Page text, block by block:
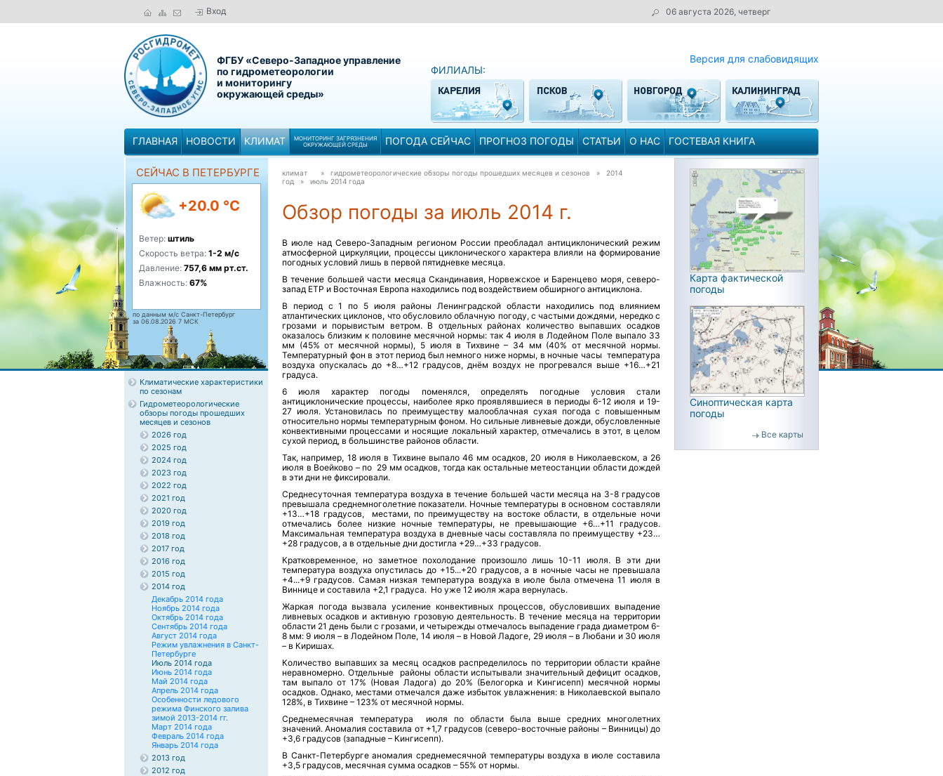
Вход 06 августа 2026, четверг
ФГБУ «Северо-Западное управление
по гидрометеорологии
и мониторингу
окружающей среды»
Версия для слабовидящих
ФИЛИАЛЫ:
ГЛАВНАЯ НОВОСТИ КЛИМАТ
МОНИТОРИНГ ЗАГРЯЗНЕНИЯ
ОКРУЖАЮЩЕЙ СРЕДЫ
ПОГОДА СЕЙЧАС ПРОГНОЗ ПОГОДЫ СТАТЬИ О НАС ГОСТЕВАЯ КНИГА
СЕЙЧАС В ПЕТЕРБУРГЕ
+20.0 °C
Ветер: штиль
Скорость ветра: 1-2 м/с
Давление: 757,6 мм рт.ст.
Влажность: 67%
по данным м/с Санкт-Петербург
за 06.08.2026 7 МСК
Климатические характеристики
по сезонам
Гидрометеорологические
обзоры погоды прошедших
месяцев и сезонов
2026 год
2025 год
2024 год
2023 год
2022 год
2021 год
2020 год
2019 год
2018 год
2017 год
2016 год
2015 год
2014 год
Декабрь 2014 года
Ноябрь 2014 года
Октябрь 2014 года
Сентябрь 2014 года
Август 2014 года
Режим увлажнения в Санкт-
Петербурге
Июль 2014 года
Июнь 2014 года
Май 2014 года
Апрель 2014 года
Особенности ледового
режима Финского залива
зимой 2013-2014 гг.
Март 2014 года
Февраль 2014 года
Январь 2014 года
2013 год
2012 год
климат
» гидрометеорологические обзоры погоды прошедших месяцев и сезонов » 2014
год » июль 2014 года
Обзор погоды за июль 2014 г.
В июле над Северо-Западным регионом России преобладал антициклонический режим
атмосферной циркуляции, процессы циклонического характера влияли на формирование
погодных условий лишь в первой пятидневке месяца.
В течение большей части месяца Скандинавия, Норвежское и Баренцево моря, северо-
запад ЕТР и Восточная Европа находились под воздействием обширного антициклона.
В период с 1 по 5 июля районы Ленинградской области находились под влиянием
атлантических циклонов, что обусловило облачную погоду, с частыми дождями, нередко с
грозами и порывистым ветром. В отдельных районах количество выпавших осадков
оказалось близким к половине месячной нормы: так 4 июля в Лодейном Поле выпало 33
мм (45% от месячной нормы), 5 июля в Тихвине – 34 мм (40% от месячной нормы.
Температурный фон в этот период был немного ниже нормы, в ночные часы температура
воздуха опускалась до +8…+12 градусов, днём воздух не прогревался выше +16…+21
градуса.
6 июля характер погоды поменялся, определять погодные условия стали
антициклонические процессы, наиболее ярко проявлявшиеся в периоды 6-12 июля и 19-
27 июля. Установилась по преимуществу малооблачная сухая погода с повышенным
относительно нормы температурным фоном. Но сильные ливневые дожди, обусловленные
конвективными процессами и носящие локальный характер, отмечались в этот, в целом
сухой период, в большинстве районов области.
Так, например, 18 июля в Тихвине выпало 46 мм осадков, 20 июля в Николаевском, а 26
июля в Воейково – по 29 мм осадков, тогда как остальные метеостанции области дождей
в эти дни не фиксировали.
Среднесуточная температура воздуха в течение большей части месяца на 3-8 градусов
превышала среднемноголетние показатели. Ночные температуры в основном составляли
+13…+18 градусов, местами, по преимуществу на востоке области, в отдельные ночи
отмечались более низкие ночные температуры, не превышающие +6…+11 градусов.
Максимальная температура воздуха в дневные часы составляла по преимуществу +23…
+28 градусов, а в отдельные дни достигла +29…+33 градусов.
Кратковременное, но заметное похолодание произошло лишь 10-11 июля. В эти дни
температура воздуха опустилась до +15...+20 градусов, а в ночные часы не превышала
+4...+9 градусов. Самая низкая температура воздуха в июле была отмечена 11 июля в
Виннице и составила +2,1 градуса. Но уже 12 июля жара вернулась.
Жаркая погода вызвала усиление конвективных процессов, обусловивших выпадение
ливневых осадков и активную грозовую деятельность. В течение месяца на территории
области 21 день были с грозами, и четырежды отмечалось выпадение града диаметром 6-
8 мм: 9 июля – в Лодейном Поле, 14 июля – в Новой Ладоге, 29 июля – в Любани и 30 июля
– в Киришах.
Количество выпавших за месяц осадков распределилось по территории области крайне
неравномерно. Отдельные районы области испытывали значительный дефицит осадков,
там выпало от 17% (Новая Ладога) до 20% (Белогорка и Кингисепп) месячной нормы
осадков. Однако, местами отмечался даже избыток увлажнения: в Николаевской выпало
128%, в Тихвине – 123% от месячной нормы.
Среднемесячная температура июля по области была выше средних многолетних
значений. Аномалия составила от +1,7 градусов (северо-восточные районы – Винницы) до
+3,6 градусов (западные – Кингисепп).
В Санкт-Петербурге аномалия среднемесячной температуры воздуха в июле составила
+3,5 градусов, месячная сумма осадков – 55% от нормы.
Карта фактической
погоды
Синоптическая карта
погоды
Все карты